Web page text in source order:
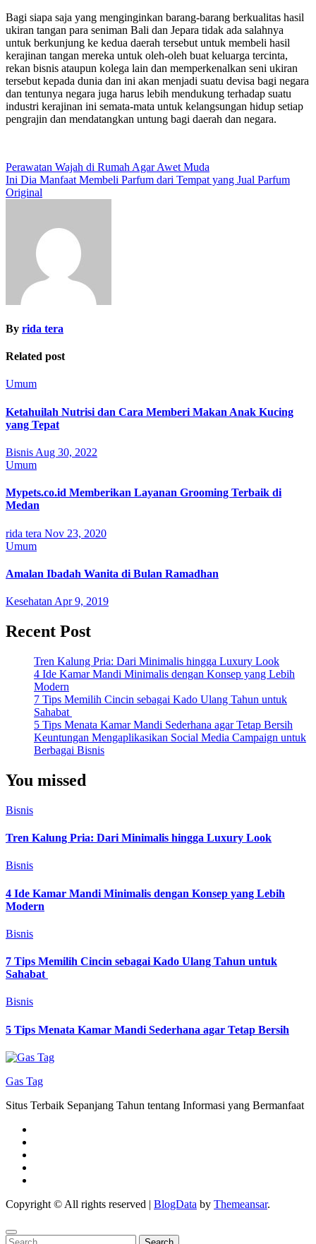
Bagi siapa saja yang menginginkan barang-barang berkualitas hasil
ukiran tangan para seniman Bali dan Jepara tidak ada salahnya
untuk berkunjung ke kedua daerah tersebut untuk membeli hasil
kerajinan tangan mereka untuk oleh-oleh buat keluarga tercinta,
rekan bisnis ataupun kolega lain dan memperkenalkan seni ukiran
tersebut kepada dunia dan ini akan menjadi suatu devisa bagi negara
dan tentunya negara juga harus lebih mendukung terhadap suatu
industri kerajinan ini semata-mata untuk kelangsungan hidup setiap
pengrajin dan mendatangkan untung bagi daerah dan negara.
Post
navigation
Perawatan Wajah di Rumah Agar Awet Muda
Ini Dia Manfaat Membeli Parfum dari Tempat yang Jual Parfum
Original
By rida tera
Related post
Umum
Ketahuilah Nutrisi dan Cara Memberi Makan Anak Kucing
yang Tepat
Bisnis Aug 30, 2022
Umum
Mypets.co.id Memberikan Layanan Grooming Terbaik di
Medan
rida tera Nov 23, 2020
Umum
Amalan Ibadah Wanita di Bulan Ramadhan
Kesehatan Apr 9, 2019
Recent Post
Tren Kalung Pria: Dari Minimalis hingga Luxury Look
4 Ide Kamar Mandi Minimalis dengan Konsep yang Lebih
Modern
7 Tips Memilih Cincin sebagai Kado Ulang Tahun untuk
Sahabat
5 Tips Menata Kamar Mandi Sederhana agar Tetap Bersih
Keuntungan Mengaplikasikan Social Media Campaign untuk
Berbagai Bisnis
You missed
Bisnis
Tren Kalung Pria: Dari Minimalis hingga Luxury Look
Bisnis
4 Ide Kamar Mandi Minimalis dengan Konsep yang Lebih
Modern
Bisnis
7 Tips Memilih Cincin sebagai Kado Ulang Tahun untuk
Sahabat
Bisnis
5 Tips Menata Kamar Mandi Sederhana agar Tetap Bersih
Gas Tag
Situs Terbaik Sepanjang Tahun tentang Informasi yang Bermanfaat
Copyright © All rights reserved | BlogData by Themeansar.
Search